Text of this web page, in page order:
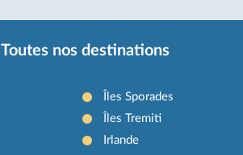
Toutes nos destinations
Îles Sporades
Îles Tremiti
Irlande